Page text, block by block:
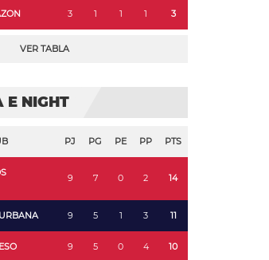
3 1 1 1 3
VER TABLA
E NIGHT
PJ PG PE PP PTS
9 7 0 2 14
9 5 1 3 11
9 5 0 4 10